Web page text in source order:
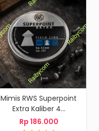
Mimis RWS Superpoint
Extra Kaliber 4...
Rp 186.000